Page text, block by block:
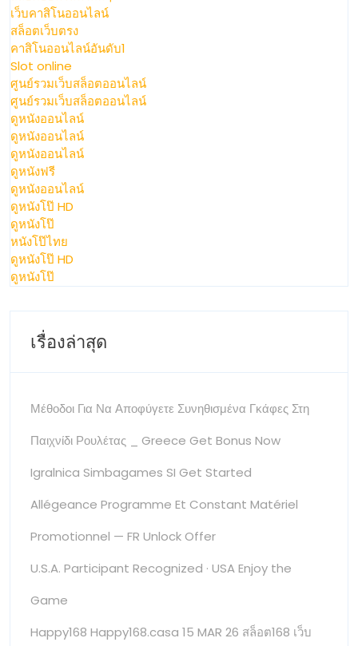
เว็บคาสิโนออนไลน์
สล็อตเว็บตรง
คาสิโนออนไลน์อันดับ1
Slot online
ศูนย์รวมเว็บสล็อตออนไลน์
ศูนย์รวมเว็บสล็อตออนไลน์
ดูหนังออนไลน์
ดูหนังออนไลน์
ดูหนังออนไลน์
ดูหนังฟรี
ดูหนังออนไลน์
ดูหนังโป๊ HD
ดูหนังโป๊
หนังโป๊ไทย
ดูหนังโป๊ HD
ดูหนังโป๊
เรื่องล่าสุด
Μέθοδοι Για Να Αποφύγετε Συνηθισμένα Γκάφες Στη
Παιχνίδι Ρουλέτας _ Greece Get Bonus Now
Igralnica Simbagames SI Get Started
Allégeance Programme Et Constant Matériel
Promotionnel — FR Unlock Offer
U.S.A. Participant Recognized · USA Enjoy the
Game
Happy168 Happy168.casa 15 MAR 26 สล็อต168 เว็บ